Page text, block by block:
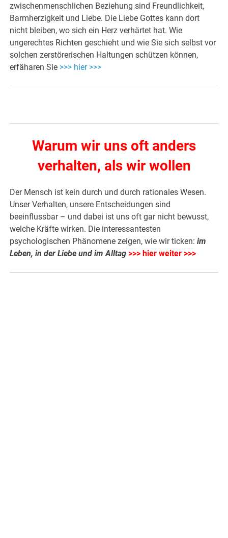
zwischenmenschlichen Beziehung sind Freundlichkeit,
Barmherzigkeit und Liebe. Die Liebe Gottes kann dort
nicht bleiben, wo sich ein Herz verhärtet hat. Wie
ungerechtes Richten geschieht und wie Sie sich selbst vor
solchen zerstörerischen Haltungen schützen können,
erfäharen Sie >>> hier >>>
Warum wir uns oft anders
verhalten, als wir wollen
Der Mensch ist kein durch und durch rationales Wesen.
Unser Verhalten, unsere Entscheidungen sind
beeinflussbar – und dabei ist uns oft gar nicht bewusst,
welche Kräfte wirken. Die interessantesten
psychologischen Phänomene zeigen, wie wir ticken: im
Leben, in der Liebe und im Alltag >>> hier weiter >>>